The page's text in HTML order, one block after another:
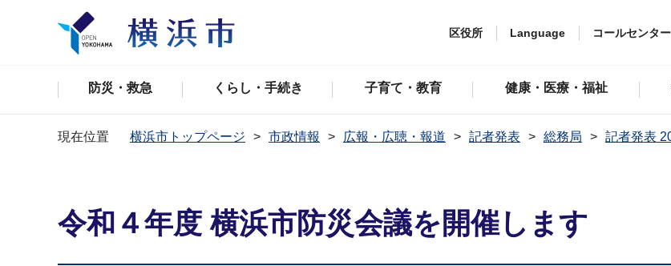
区役所 Language コールセンター
防災・救急 くらし・手続き 子育て・教育 健康・医療・福祉
現在位置 横浜市トップページ 市政情報 広報・広聴・報道 記者発表 総務局 記者発表
令和４年度 横浜市防災会議を開催します